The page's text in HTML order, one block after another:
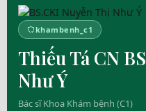
khambenh_c1
Thiếu Tá CN
Như Ý
Bác sĩ Khoa Khám bệnh (C1)